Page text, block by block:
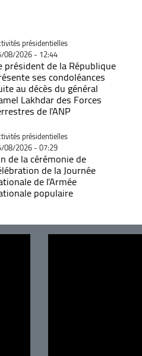
présidentielles
08/2026 - 12:44
président de la République
ses condoléances
au décès du général
Lakhdar des Forces
de l'ANP
présidentielles
08/2026 - 07:29
de la cérémonie de
de la Journée
de l'Armée
populaire